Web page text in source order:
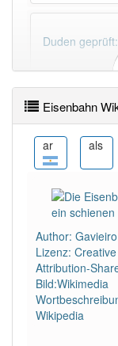
Duden geprüft:
PowerIndex:
Häufigkeit: 6
Wörter mit
Wörter mit
anderen
81% unserer
korrekt erraten.
Eisenbahn
ar als
Author:
Lizenz:
Attribution-
Bild:Wikimedia
Wikipedia